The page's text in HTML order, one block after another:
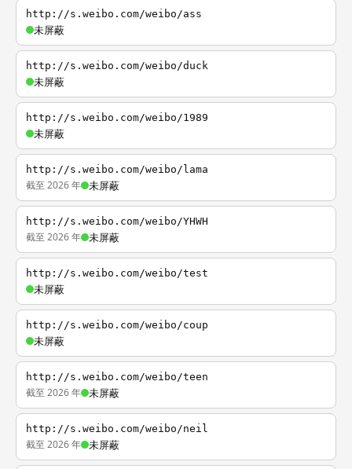
http://s.weibo.com/weibo/ass
未屏蔽
http://s.weibo.com/weibo/duck
未屏蔽
http://s.weibo.com/weibo/1989
未屏蔽
http://s.weibo.com/weibo/lama
截至 2026 年 未屏蔽
http://s.weibo.com/weibo/YHWH
截至 2026 年 未屏蔽
http://s.weibo.com/weibo/test
未屏蔽
http://s.weibo.com/weibo/coup
未屏蔽
http://s.weibo.com/weibo/teen
截至 2026 年 未屏蔽
http://s.weibo.com/weibo/neil
截至 2026 年 未屏蔽